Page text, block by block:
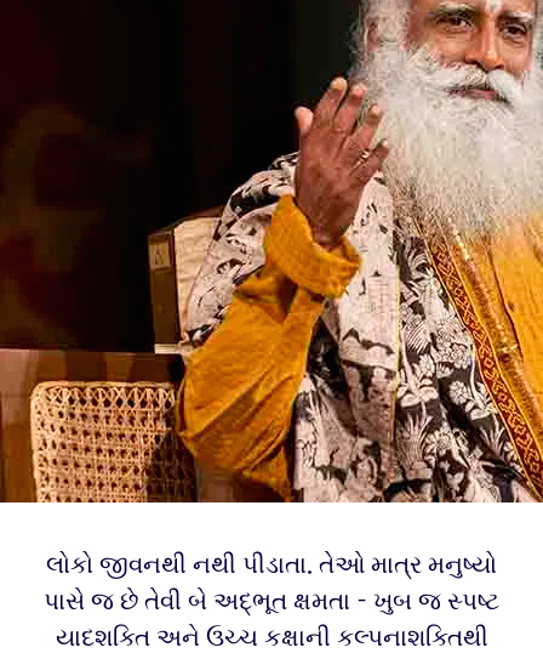
લોકો જીવનથી નથી પીડાતા. તેઓ માત્ર મનુષ્યો
પાસે જ છે તેવી બે અદ્ભૂત ક્ષમતા - ખુબ જ સ્પષ્ટ
યાદશક્તિ અને ઉચ્ચ કક્ષાની કલ્પનાશક્તિથી